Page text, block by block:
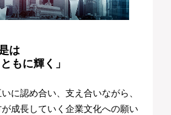
は
もに輝く」
に認め合い、支え合いながら、
成長していく企業文化への願い